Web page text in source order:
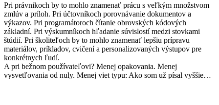
Pri právnikoch by to mohlo znamenať prácu s veľkým množstvom
zmlúv a príloh. Pri účtovníkoch porovnávanie dokumentov a
výkazov. Pri programátoroch čítanie obrovských kódových
základní. Pri výskumníkoch hľadanie súvislostí medzi stovkami
štúdií. Pri školiteľoch by to mohlo znamenať lepšiu prípravu
materiálov, príkladov, cvičení a personalizovaných výstupov pre
konkrétnych ľudí.
A pri bežnom používateľovi? Menej opakovania. Menej
vysvetľovania od nuly. Menej viet typu: Ako som už písal vyššie…